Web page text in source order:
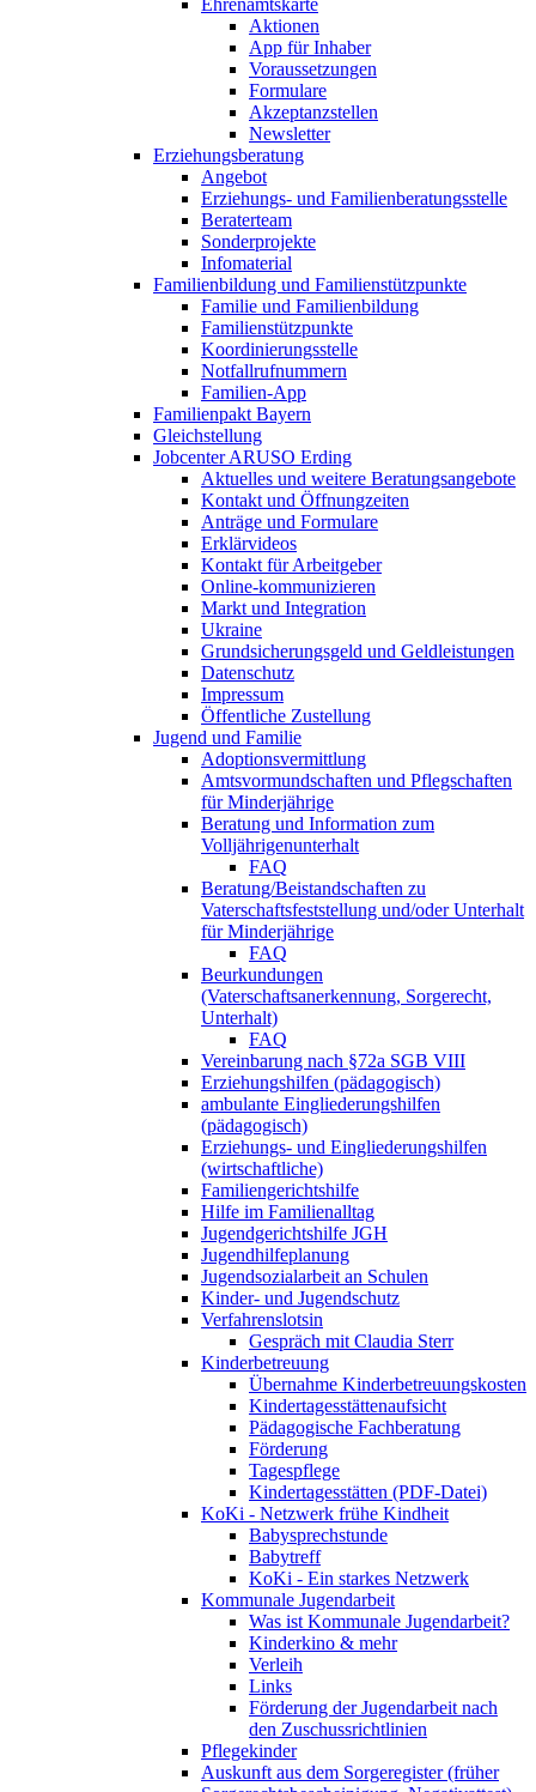
Ehrenamtskarte
Aktionen
App für Inhaber
Voraussetzungen
Formulare
Akzeptanzstellen
Newsletter
Erziehungsberatung
Angebot
Erziehungs- und Familienberatungsstelle
Beraterteam
Sonderprojekte
Infomaterial
Familienbildung und Familienstützpunkte
Familie und Familienbildung
Familienstützpunkte
Koordinierungsstelle
Notfallrufnummern
Familien-App
Familienpakt Bayern
Gleichstellung
Jobcenter ARUSO Erding
Aktuelles und weitere Beratungsangebote
Kontakt und Öffnungzeiten
Anträge und Formulare
Erklärvideos
Kontakt für Arbeitgeber
Online-kommunizieren
Markt und Integration
Ukraine
Grundsicherungsgeld und Geldleistungen
Datenschutz
Impressum
Öffentliche Zustellung
Jugend und Familie
Adoptionsvermittlung
Amtsvormundschaften und Pflegschaften
für Minderjährige
Beratung und Information zum
Volljährigenunterhalt
FAQ
Beratung/Beistandschaften zu
Vaterschaftsfeststellung und/oder Unterhalt
für Minderjährige
FAQ
Beurkundungen
(Vaterschaftsanerkennung, Sorgerecht,
Unterhalt)
FAQ
Vereinbarung nach §72a SGB VIII
Erziehungshilfen (pädagogisch)
ambulante Eingliederungshilfen
(pädagogisch)
Erziehungs- und Eingliederungshilfen
(wirtschaftliche)
Familiengerichtshilfe
Hilfe im Familienalltag
Jugendgerichtshilfe JGH
Jugendhilfeplanung
Jugendsozialarbeit an Schulen
Kinder- und Jugendschutz
Verfahrenslotsin
Gespräch mit Claudia Sterr
Kinderbetreuung
Übernahme Kinderbetreuungskosten
Kindertagesstättenaufsicht
Pädagogische Fachberatung
Förderung
Tagespflege
Kindertagesstätten (PDF-Datei)
KoKi - Netzwerk frühe Kindheit
Babysprechstunde
Babytreff
KoKi - Ein starkes Netzwerk
Kommunale Jugendarbeit
Was ist Kommunale Jugendarbeit?
Kinderkino & mehr
Verleih
Links
Förderung der Jugendarbeit nach
den Zuschussrichtlinien
Pflegekinder
Auskunft aus dem Sorgeregister (früher